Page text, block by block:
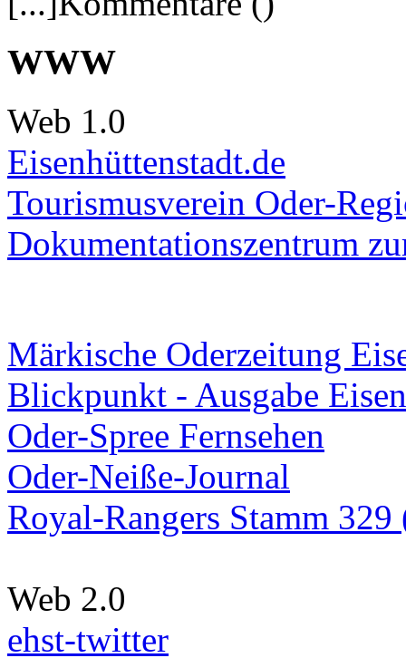
WWW
Web 1.0
Eisenhüttenstadt.de
Tourismusverein Oder-
Dokumentationszentrum
Märkische Oderzeitung
Blickpunkt - Ausgabe
Oder-Spree Fernsehen
Oder-Neiße-Journal
Royal-Rangers Stamm
Web 2.0
ehst-twitter